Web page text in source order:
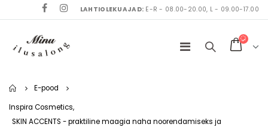
LAHTIOLEKUAJAD: E-R - 08.00-20.00, L - 09.00-17.00
Home
E-pood
Inspira Cosmetics,
SKIN ACCENTS - praktiline maagia naha noorendamiseks ja